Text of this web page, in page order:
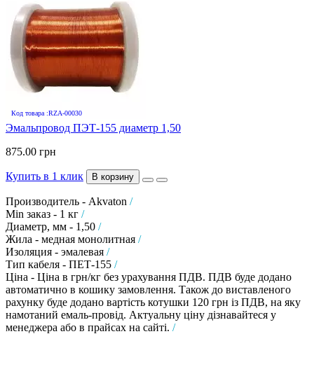
Код товара :RZA-00030
Эмальпровод ПЭТ-155 диаметр 1,50
875.00 грн
Купить в 1 клик В корзину
Производитель - Akvaton /
Min заказ - 1 кг /
Диаметр, мм - 1,50 /
Жила - медная монолитная /
Изоляция - эмалевая /
Тип кабеля - ПЕТ-155 /
Ціна - Ціна в грн/кг без урахування ПДВ. ПДВ буде додано
автоматично в кошику замовлення. Також до виставленого
рахунку буде додано вартість котушки 120 грн із ПДВ, на яку
намотаний емаль-провід. Актуальну ціну дізнавайтеся у
менеджера або в прайсах на сайті. /